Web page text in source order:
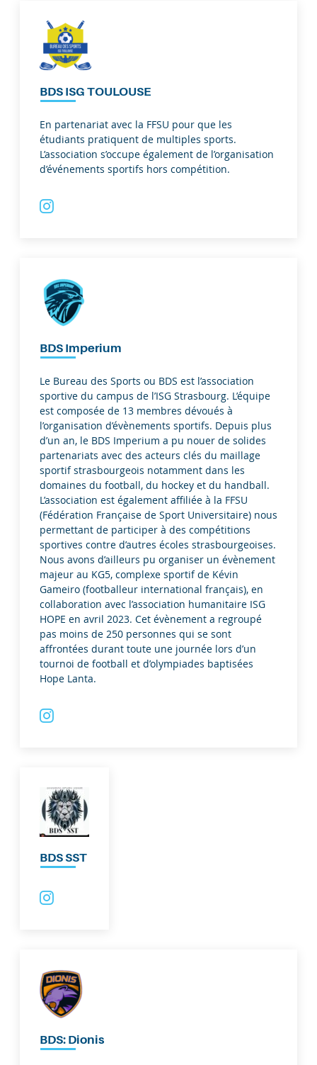
BDS ISG TOULOUSE
En partenariat avec la FFSU pour que les
étudiants pratiquent de multiples sports.
L’association s’occupe également de l’organisation
d’événements sportifs hors compétition.
BDS Imperium
Le Bureau des Sports ou BDS est l’association
sportive du campus de l’ISG Strasbourg. L’équipe
est composée de 13 membres dévoués à
l’organisation d’évènements sportifs. Depuis plus
d’un an, le BDS Imperium a pu nouer de solides
partenariats avec des acteurs clés du maillage
sportif strasbourgeois notamment dans les
domaines du football, du hockey et du handball.
L’association est également affiliée à la FFSU
(Fédération Française de Sport Universitaire) nous
permettant de participer à des compétitions
sportives contre d’autres écoles strasbourgeoises.
Nous avons d’ailleurs pu organiser un évènement
majeur au KG5, complexe sportif de Kévin
Gameiro (footballeur international français), en
collaboration avec l’association humanitaire ISG
HOPE en avril 2023. Cet évènement a regroupé
pas moins de 250 personnes qui se sont
affrontées durant toute une journée lors d’un
tournoi de football et d’olympiades baptisées
Hope Lanta.
BDS SST
BDS: Dionis